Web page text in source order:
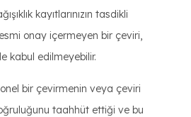
kayıtlarınızın tasdikli
onay içermeyen bir çeviri,
kabul edilmeyebilir.
bir çevirmenin veya çeviri
taahhüt ettiği ve bu